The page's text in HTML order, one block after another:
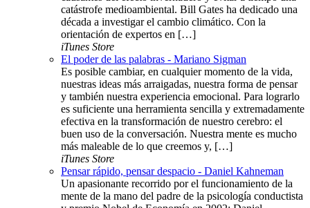
catástrofe medioambiental. Bill Gates ha dedicado una
década a investigar el cambio climático. Con la
orientación de expertos en […]
iTunes Store
El poder de las palabras - Mariano Sigman
Es posible cambiar, en cualquier momento de la vida,
nuestras ideas más arraigadas, nuestra forma de pensar
y también nuestra experiencia emocional. Para lograrlo
es suficiente una herramienta sencilla y extremadamente
efectiva en la transformación de nuestro cerebro: el
buen uso de la conversación. Nuestra mente es mucho
más maleable de lo que creemos y, […]
iTunes Store
Pensar rápido, pensar despacio - Daniel Kahneman
Un apasionante recorrido por el funcionamiento de la
mente de la mano del padre de la psicología conductista